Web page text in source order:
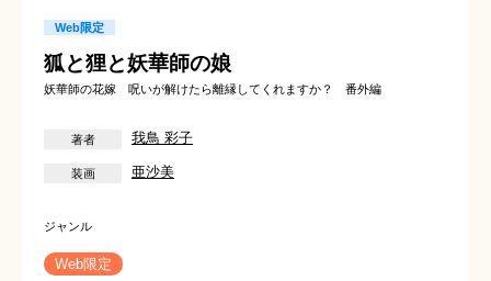
Web限定
狐と狸と妖華師の娘
妖華師の花嫁 呪いが解けたら離縁してくれますか？ 番外編
我鳥 彩子
亜沙美
Web限定